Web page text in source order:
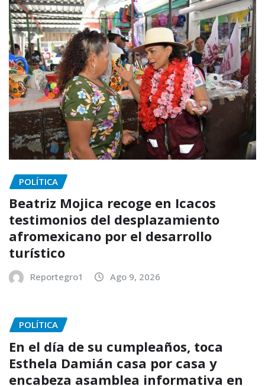
POLÍTICA
Beatriz Mojica recoge en Icacos
testimonios del desplazamiento
afromexicano por el desarrollo
turístico
Reportegro1 Ago 9, 2026
POLÍTICA
En el día de su cumpleaños, toca
Esthela Damián casa por casa y
encabeza asamblea informativa en